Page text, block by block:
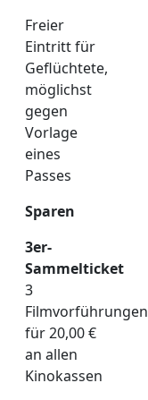
Freier
Eintritt für
Geflüchtete,
möglichst
gegen
Vorlage
eines
Passes
Sparen
3er-
Sammelticket
3
Filmvorführungen
für 20,00 €
an allen
Kinokassen